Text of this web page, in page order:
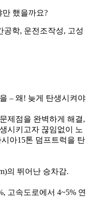
했을까요?
공학, 운전조작성, 고성
– 왜! 늦게 탄생시켜야
제점을 완벽하게 해결,
시키고자 끊임없이 노
아15톤 덤프트럭을 탄
의 뛰어난 승차감.
고속도로에서 4~5% 연